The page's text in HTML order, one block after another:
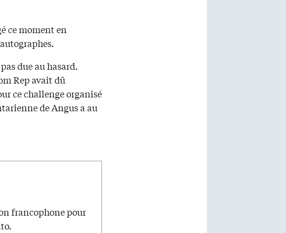
ce moment en
due au hasard.
Rep avait dû
ce challenge organisé
de Angus a au
francophone pour